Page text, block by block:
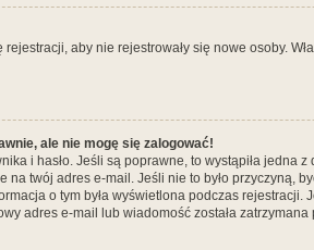
rejestracji, aby nie rejestrowały się nowe osoby.
ale nie mogę się zalogować!
i hasło. Jeśli są poprawne, to wystąpiła jedna
na twój adres e-mail. Jeśli nie to było
o tym była wyświetlona podczas
adres e-mail lub wiadomość została